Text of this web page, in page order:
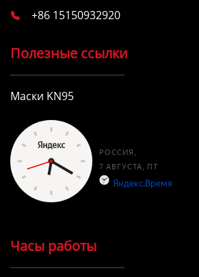
 +86 15150932920
Полезные ссылки
Маски KN95
Часы работы